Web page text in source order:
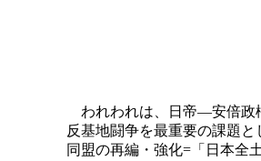
われわれは、日帝―安倍政
反基地闘争を最重要の課題
同盟の再編・強化=「日本全